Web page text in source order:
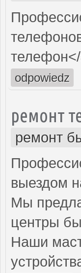
odpowiedz
ремонт
ремонт
выездом
Мы
центры
Наши